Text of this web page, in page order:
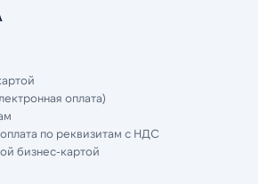
оплата)
по реквизитам с НДС
бизнес-картой